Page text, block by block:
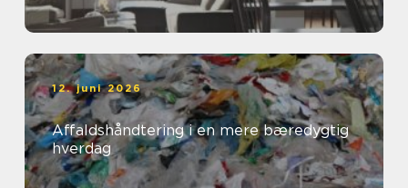
12. juni 2026
Affaldshåndtering i en mere bæredygtig
hverdag